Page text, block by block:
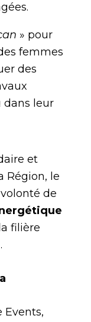
» pour
femmes
des
dans leur
et
Région, le
de
filière
Events,